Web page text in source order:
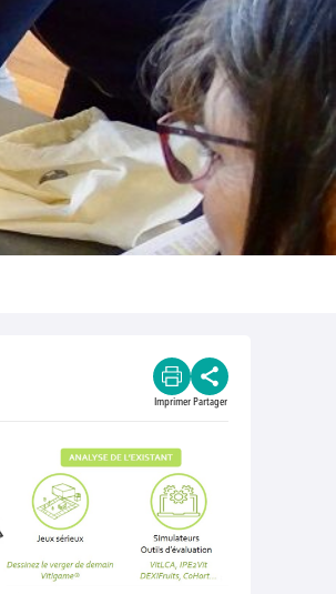
Imprimer Partager